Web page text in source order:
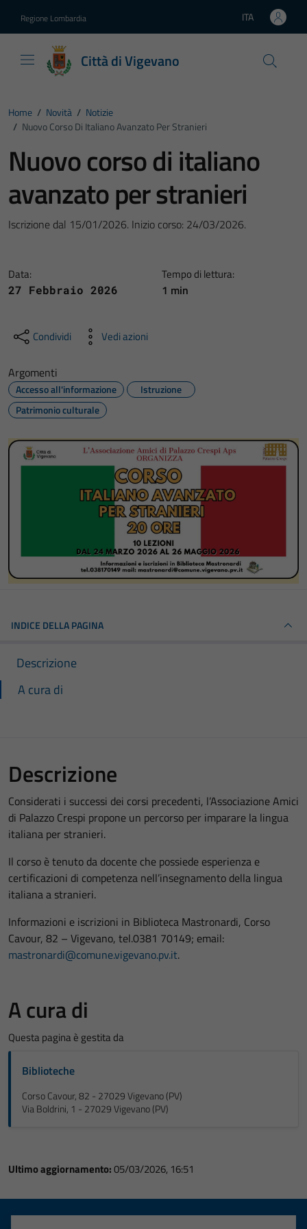
Regione Lombardia Lingua attiva:
ITA
Città di Vigevano
Home / Novità / Notizie
/ Nuovo Corso Di Italiano Avanzato Per Stranieri
Nuovo corso di italiano
avanzato per stranieri
Iscrizione dal 15/01/2026. Inizio corso: 24/03/2026.
Data:
27 Febbraio 2026
Tempo di lettura:
1 min
Condividi Vedi azioni
Argomenti
Accesso all'informazione
Istruzione
Patrimonio culturale
INDICE DELLA PAGINA
Descrizione
A cura di
Descrizione
Considerati i successi dei corsi precedenti, l’Associazione Amici
di Palazzo Crespi propone un percorso per imparare la lingua
italiana per stranieri.
Il corso è tenuto da docente che possiede esperienza e
certificazioni di competenza nell’insegnamento della lingua
italiana a stranieri.
Informazioni e iscrizioni in Biblioteca Mastronardi, Corso
Cavour, 82 – Vigevano, tel.0381 70149; email:
mastronardi@comune.vigevano.pv.it.
A cura di
Questa pagina è gestita da
Biblioteche
Corso Cavour, 82 - 27029 Vigevano (PV)
Via Boldrini, 1 - 27029 Vigevano (PV)
Ultimo aggiornamento:05/03/2026, 16:51